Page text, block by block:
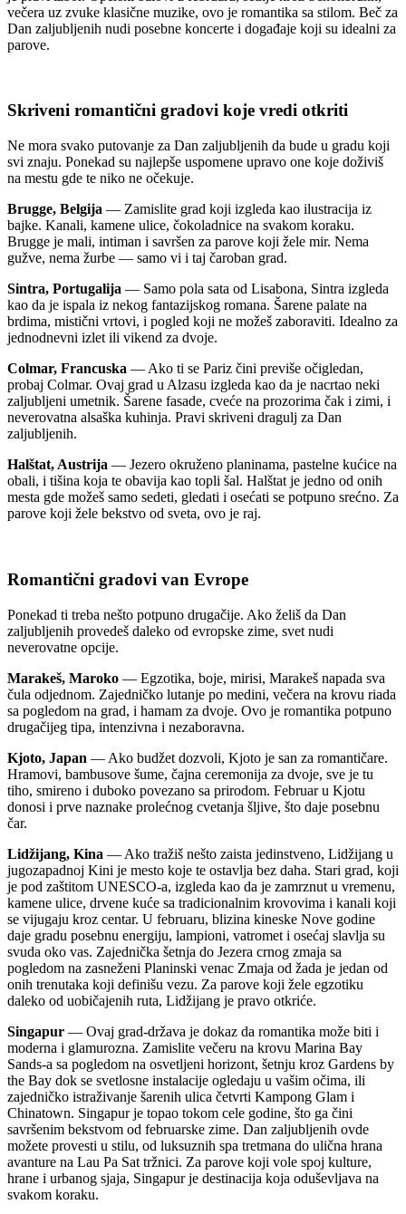
večera uz zvuke klasične muzike, ovo je romantika sa stilom. Beč za
Dan zaljubljenih nudi posebne koncerte i događaje koji su idealni za
parove.
Skriveni romantični gradovi koje vredi otkriti
Ne mora svako putovanje za Dan zaljubljenih da bude u gradu koji
svi znaju. Ponekad su najlepše uspomene upravo one koje doživiš
na mestu gde te niko ne očekuje.
Brugge, Belgija — Zamislite grad koji izgleda kao ilustracija iz
bajke. Kanali, kamene ulice, čokoladnice na svakom koraku.
Brugge je mali, intiman i savršen za parove koji žele mir. Nema
gužve, nema žurbe — samo vi i taj čaroban grad.
Sintra, Portugalija — Samo pola sata od Lisabona, Sintra izgleda
kao da je ispala iz nekog fantazijskog romana. Šarene palate na
brdima, mistični vrtovi, i pogled koji ne možeš zaboraviti. Idealno za
jednodnevni izlet ili vikend za dvoje.
Colmar, Francuska — Ako ti se Pariz čini previše očigledan,
probaj Colmar. Ovaj grad u Alzasu izgleda kao da je nacrtao neki
zaljubljeni umetnik. Šarene fasade, cveće na prozorima čak i zimi, i
neverovatna alsaška kuhinja. Pravi skriveni dragulj za Dan
zaljubljenih.
Halštat, Austrija — Jezero okruženo planinama, pastelne kućice na
obali, i tišina koja te obavija kao topli šal. Halštat je jedno od onih
mesta gde možeš samo sedeti, gledati i osećati se potpuno srećno. Za
parove koji žele bekstvo od sveta, ovo je raj.
Romantični gradovi van Evrope
Ponekad ti treba nešto potpuno drugačije. Ako želiš da Dan
zaljubljenih provedeš daleko od evropske zime, svet nudi
neverovatne opcije.
Marakeš, Maroko — Egzotika, boje, mirisi, Marakeš napada sva
čula odjednom. Zajedničko lutanje po medini, večera na krovu riada
sa pogledom na grad, i hamam za dvoje. Ovo je romantika potpuno
drugačijeg tipa, intenzivna i nezaboravna.
Kjoto, Japan — Ako budžet dozvoli, Kjoto je san za romantičare.
Hramovi, bambusove šume, čajna ceremonija za dvoje, sve je tu
tiho, smireno i duboko povezano sa prirodom. Februar u Kjotu
donosi i prve naznake prolećnog cvetanja šljive, što daje posebnu
čar.
Lidžijang, Kina — Ako tražiš nešto zaista jedinstveno, Lidžijang u
jugozapadnoj Kini je mesto koje te ostavlja bez daha. Stari grad, koji
je pod zaštitom UNESCO-a, izgleda kao da je zamrznut u vremenu,
kamene ulice, drvene kuće sa tradicionalnim krovovima i kanali koji
se vijugaju kroz centar. U februaru, blizina kineske Nove godine
daje gradu posebnu energiju, lampioni, vatromet i osećaj slavlja su
svuda oko vas. Zajednička šetnja do Jezera crnog zmaja sa
pogledom na zasneženi Planinski venac Zmaja od žada je jedan od
onih trenutaka koji definišu vezu. Za parove koji žele egzotiku
daleko od uobičajenih ruta, Lidžijang je pravo otkriće.
Singapur — Ovaj grad-država je dokaz da romantika može biti i
moderna i glamurozna. Zamislite večeru na krovu Marina Bay
Sands-a sa pogledom na osvetljeni horizont, šetnju kroz Gardens by
the Bay dok se svetlosne instalacije ogledaju u vašim očima, ili
zajedničko istraživanje šarenih ulica četvrti Kampong Glam i
Chinatown. Singapur je topao tokom cele godine, što ga čini
savršenim bekstvom od februarske zime. Dan zaljubljenih ovde
možete provesti u stilu, od luksuznih spa tretmana do ulična hrana
avanture na Lau Pa Sat tržnici. Za parove koji vole spoj kulture,
hrane i urbanog sjaja, Singapur je destinacija koja oduševljava na
svakom koraku.